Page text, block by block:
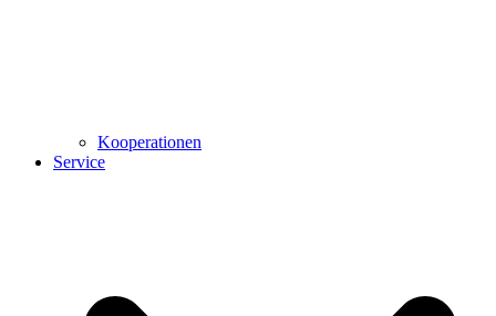
Kooperationen
Service